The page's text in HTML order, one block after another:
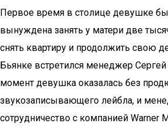
Первое время в столице девушке
вынуждена занять у матери две
снять квартиру и продолжить свою
Бьянке встретился менеджер
момент девушка оказалась без
звукозаписывающего лейбла, и
сотрудничество с компанией Warner